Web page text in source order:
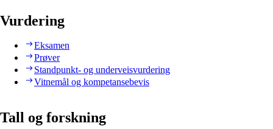
Vurdering
Eksamen
Prøver
Standpunkt- og underveisvurdering
Vitnemål og kompetansebevis
Tall og forskning